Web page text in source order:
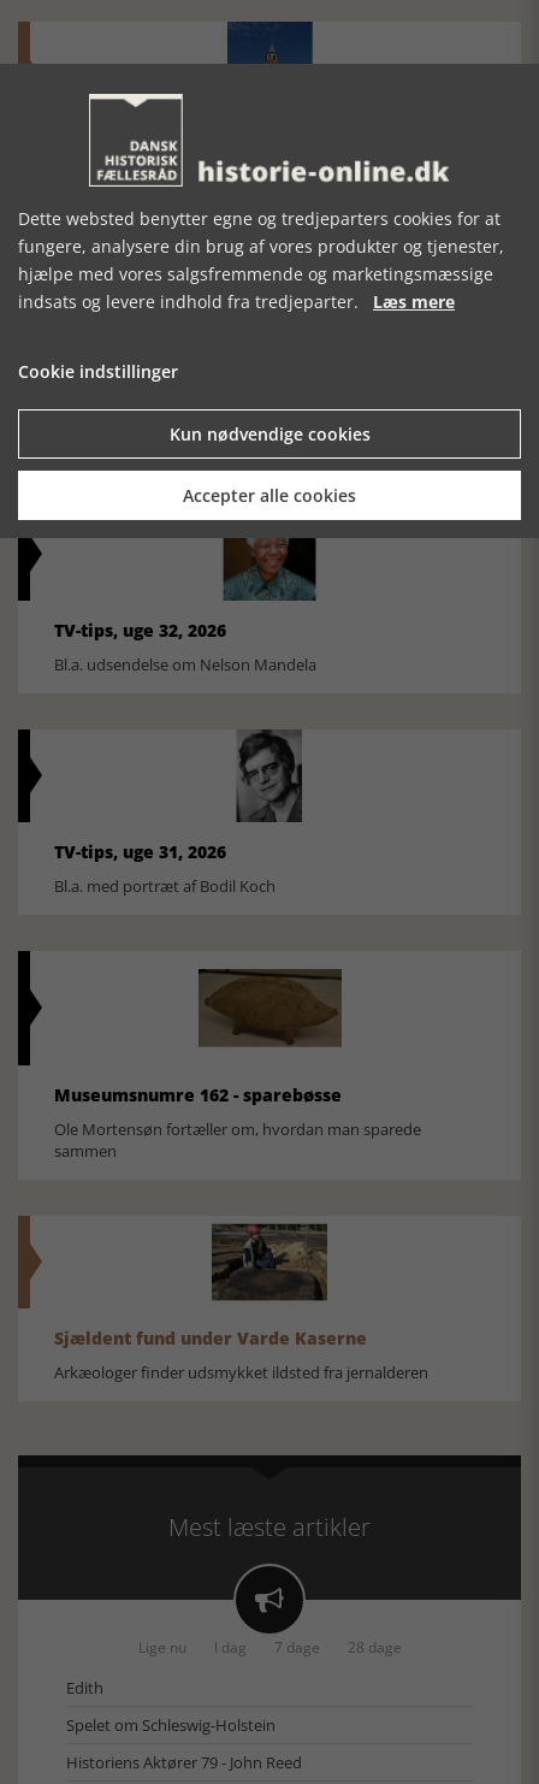
Historisk festival i Faaborg
oktober - 1. november 2026
Historiens Aktører 79 - John Reed
Ole Mortensøn fortæller om den amerikanske journalist
TV-tips, uge 32, 2026
Bl.a. udsendelse om Nelson Mandela
TV-tips, uge 31, 2026
Bl.a. med portræt af Bodil Koch
Museumsnumre 162 - sparebøsse
Ole Mortensøn fortæller om, hvordan man sparede
sammen
Sjældent fund under Varde Kaserne
Arkæologer finder udsmykket ildsted fra jernalderen
Mest læste artikler

Lige nu I dag 7 dage 28 dage
Edith
Spelet om Schleswig-Holstein
Historiens Aktører 79 - John Reed
Dette websted benytter egne og tredjeparters cookies for at
fungere, analysere din brug af vores produkter og tjenester,
hjælpe med vores salgsfremmende og marketingsmæssige
indsats og levere indhold fra tredjeparter. Læs mere
Cookie indstillinger
Kun nødvendige cookies
Accepter alle cookies